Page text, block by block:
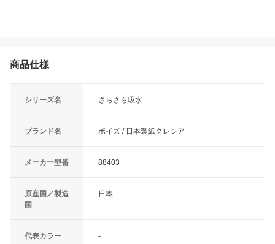
商品仕様
シリーズ名 さらさら吸水
ブランド名 ポイズ / 日本製紙クレシア
メーカー型番 88403
原産国／製造
国
日本
代表カラー -